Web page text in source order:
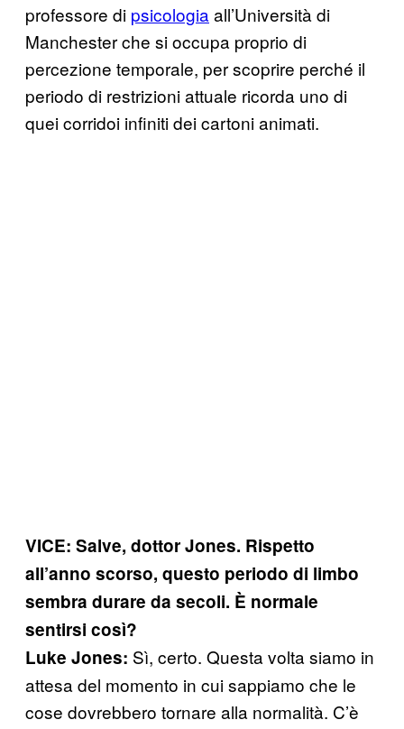
professore di psicologia all’Università di
Manchester che si occupa proprio di
percezione temporale, per scoprire perché il
periodo di restrizioni attuale ricorda uno di
quei corridoi infiniti dei cartoni animati.
VICE: Salve, dottor Jones. Rispetto
all’anno scorso, questo periodo di limbo
sembra durare da secoli. È normale
sentirsi così?
Luke Jones: Sì, certo. Questa volta siamo in
attesa del momento in cui sappiamo che le
cose dovrebbero tornare alla normalità. C’è